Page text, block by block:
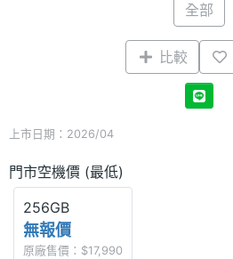
全部
比較
上市日期：2026/04
門市空機價 (最低)
256GB
無報價
原廠售價：$17,990